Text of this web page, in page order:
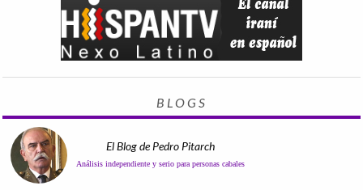
BLOGS
El Blog de Pedro Pitarch
Análisis independiente y serio para personas cabales